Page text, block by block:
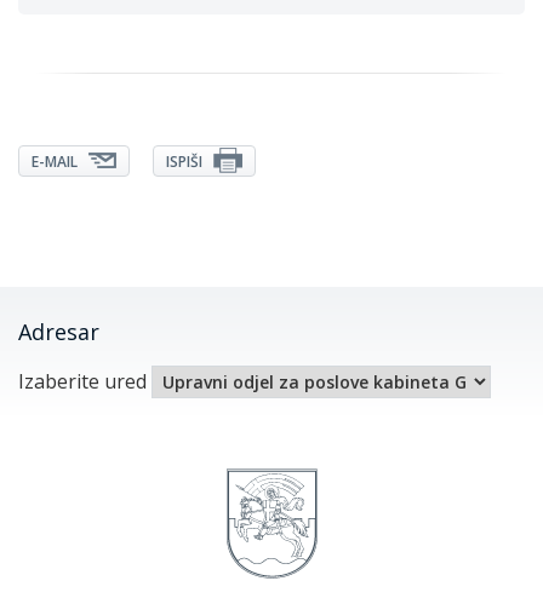
E-MAIL ISPIŠI
Adresar
Izaberite ured